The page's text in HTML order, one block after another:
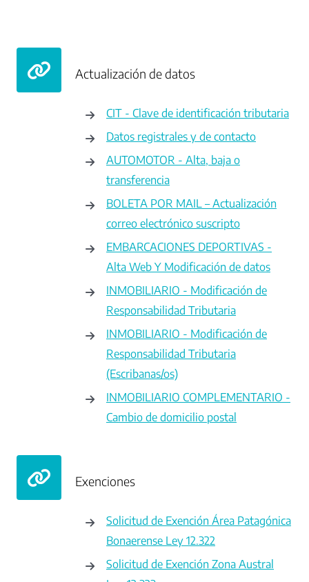
Actualización de datos
CIT - Clave de identificación tributaria
Datos registrales y de contacto
AUTOMOTOR - Alta, baja o
transferencia
BOLETA POR MAIL – Actualización
correo electrónico suscripto
EMBARCACIONES DEPORTIVAS -
Alta Web Y Modificación de datos
INMOBILIARIO - Modificación de
Responsabilidad Tributaria
INMOBILIARIO - Modificación de
Responsabilidad Tributaria
(Escribanas/os)
INMOBILIARIO COMPLEMENTARIO -
Cambio de domicilio postal
Exenciones
Solicitud de Exención Área Patagónica
Bonaerense Ley 12.322
Solicitud de Exención Zona Austral